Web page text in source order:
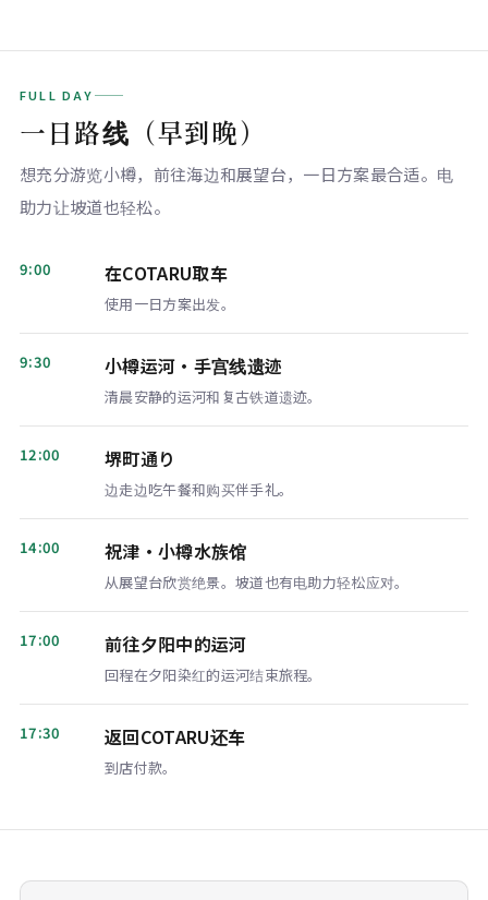
FULL DAY
一日路线（早到晚）
想充分游览小樽，前往海边和展望台，一日方案最合适。电
助力让坡道也轻松。
9:00 在COTARU取车
使用一日方案出发。
9:30 小樽运河・手宫线遗迹
清晨安静的运河和复古铁道遗迹。
12:00 堺町通り
边走边吃午餐和购买伴手礼。
14:00 祝津・小樽水族馆
从展望台欣赏绝景。坡道也有电助力轻松应对。
17:00 前往夕阳中的运河
回程在夕阳染红的运河结束旅程。
17:30 返回COTARU还车
到店付款。